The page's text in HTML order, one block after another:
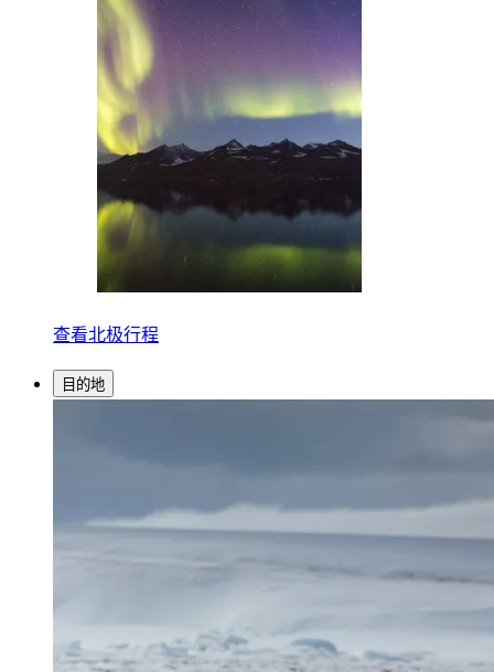
查看北极行程
目的地